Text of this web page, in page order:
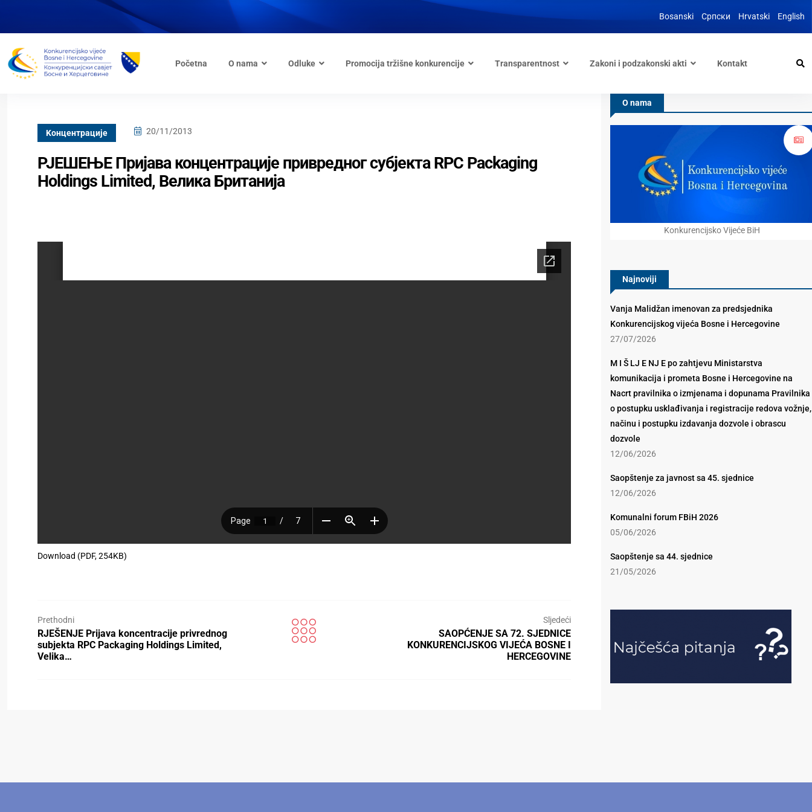
Bosanski Српски Hrvatski English
Početna O nama Odluke Promocija tržišne konkurencije Transparentnost Zakoni i podzakonski akti Kontakt
Kонцентрације 20/11/2013
РЈЕШЕЊЕ Пријава концентрације привредног субјекта RPC Packaging
Holdings Limited, Велика Британија
Download (PDF, 254KB)
Prethodni
RJEŠENJE Prijava koncentracije privrednog
subjekta RPC Packaging Holdings Limited,
Velika…
Sljedeći
SAOPĆENJE SA 72. SJEDNICE
KONKURENCIJSKOG VIJEĆA BOSNE I
HERCEGOVINE
O nama
Konkurencijsko Vijeće BiH
Najnoviji
Vanja Malidžan imenovan za predsjednika
Konkurencijskog vijeća Bosne i Hercegovine
27/07/2026
M I Š LJ E NJ E po zahtjevu Ministarstva
komunikacija i prometa Bosne i Hercegovine na
Nacrt pravilnika o izmjenama i dopunama Pravilnika
o postupku usklađivanja i registracije redova vožnje,
načinu i postupku izdavanja dozvole i obrascu
dozvole
12/06/2026
Saopštenje za javnost sa 45. sjednice
12/06/2026
Komunalni forum FBiH 2026
05/06/2026
Saopštenje sa 44. sjednice
21/05/2026